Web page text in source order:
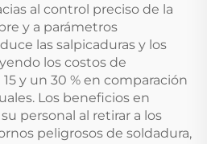
al control preciso de la
y a parámetros
las salpicaduras y los
los costos de
y un 30 % en comparación
Los beneficios en
personal al retirar a los
peligrosos de soldadura,